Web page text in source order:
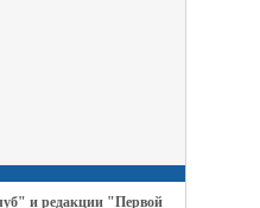
и редакции "Первой